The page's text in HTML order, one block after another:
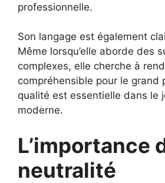
professionnelle.
Son langage est également
Même lorsqu’elle aborde des
complexes, elle cherche à
compréhensible pour le grand
qualité est essentielle dans le
moderne.
L’importance
neutralité